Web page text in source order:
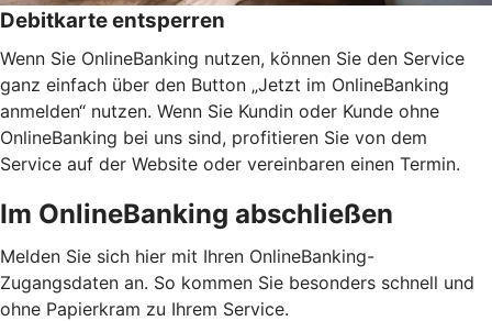
Debitkarte entsperren
Wenn Sie OnlineBanking nutzen, können Sie den Service
ganz einfach über den Button „Jetzt im OnlineBanking
anmelden“ nutzen. Wenn Sie Kundin oder Kunde ohne
OnlineBanking bei uns sind, profitieren Sie von dem
Service auf der Website oder vereinbaren einen Termin.
Im OnlineBanking abschließen
Melden Sie sich hier mit Ihren OnlineBanking-
Zugangsdaten an. So kommen Sie besonders schnell und
ohne Papierkram zu Ihrem Service.